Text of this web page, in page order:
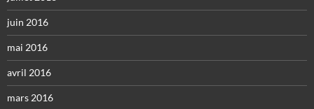
juin 2016
mai 2016
avril 2016
mars 2016